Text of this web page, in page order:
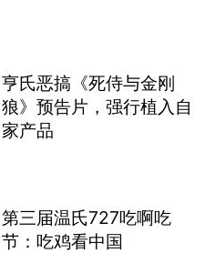
亨氏恶搞《死侍与金刚
狼》预告片，强行植入自
家产品
第三届温氏727吃啊吃
节：吃鸡看中国